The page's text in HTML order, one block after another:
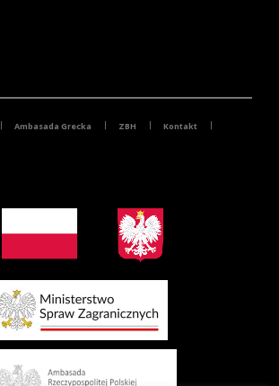
Ambasada Grecka ZBH Kontakt